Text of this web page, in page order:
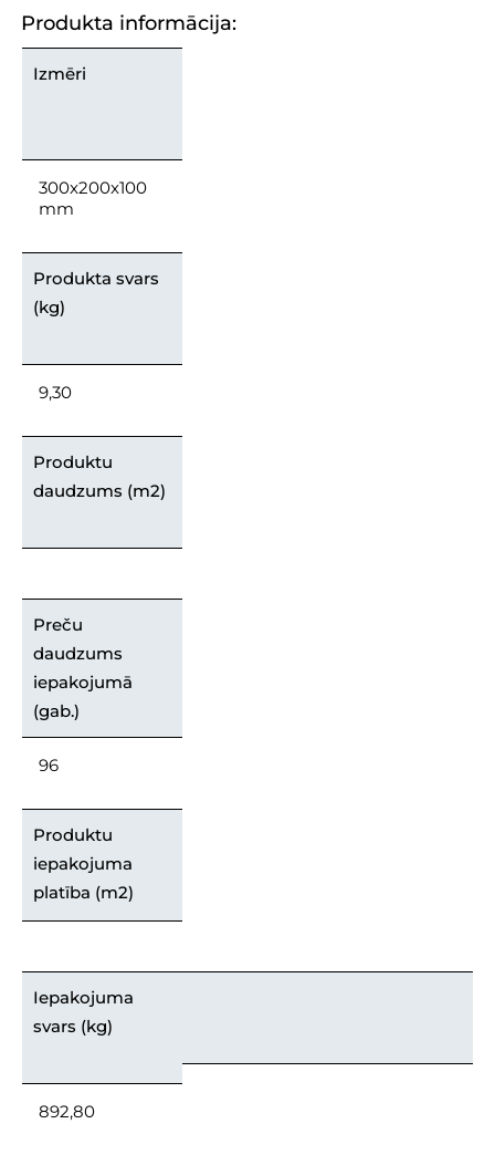
Produkta informācija:
Izmēri
300x200x100
mm
Produkta svars
(kg)
9,30
Produktu
daudzums (m2)
Preču
daudzums
iepakojumā
(gab.)
96
Produktu
iepakojuma
platība (m2)
Iepakojuma
svars (kg)
892,80